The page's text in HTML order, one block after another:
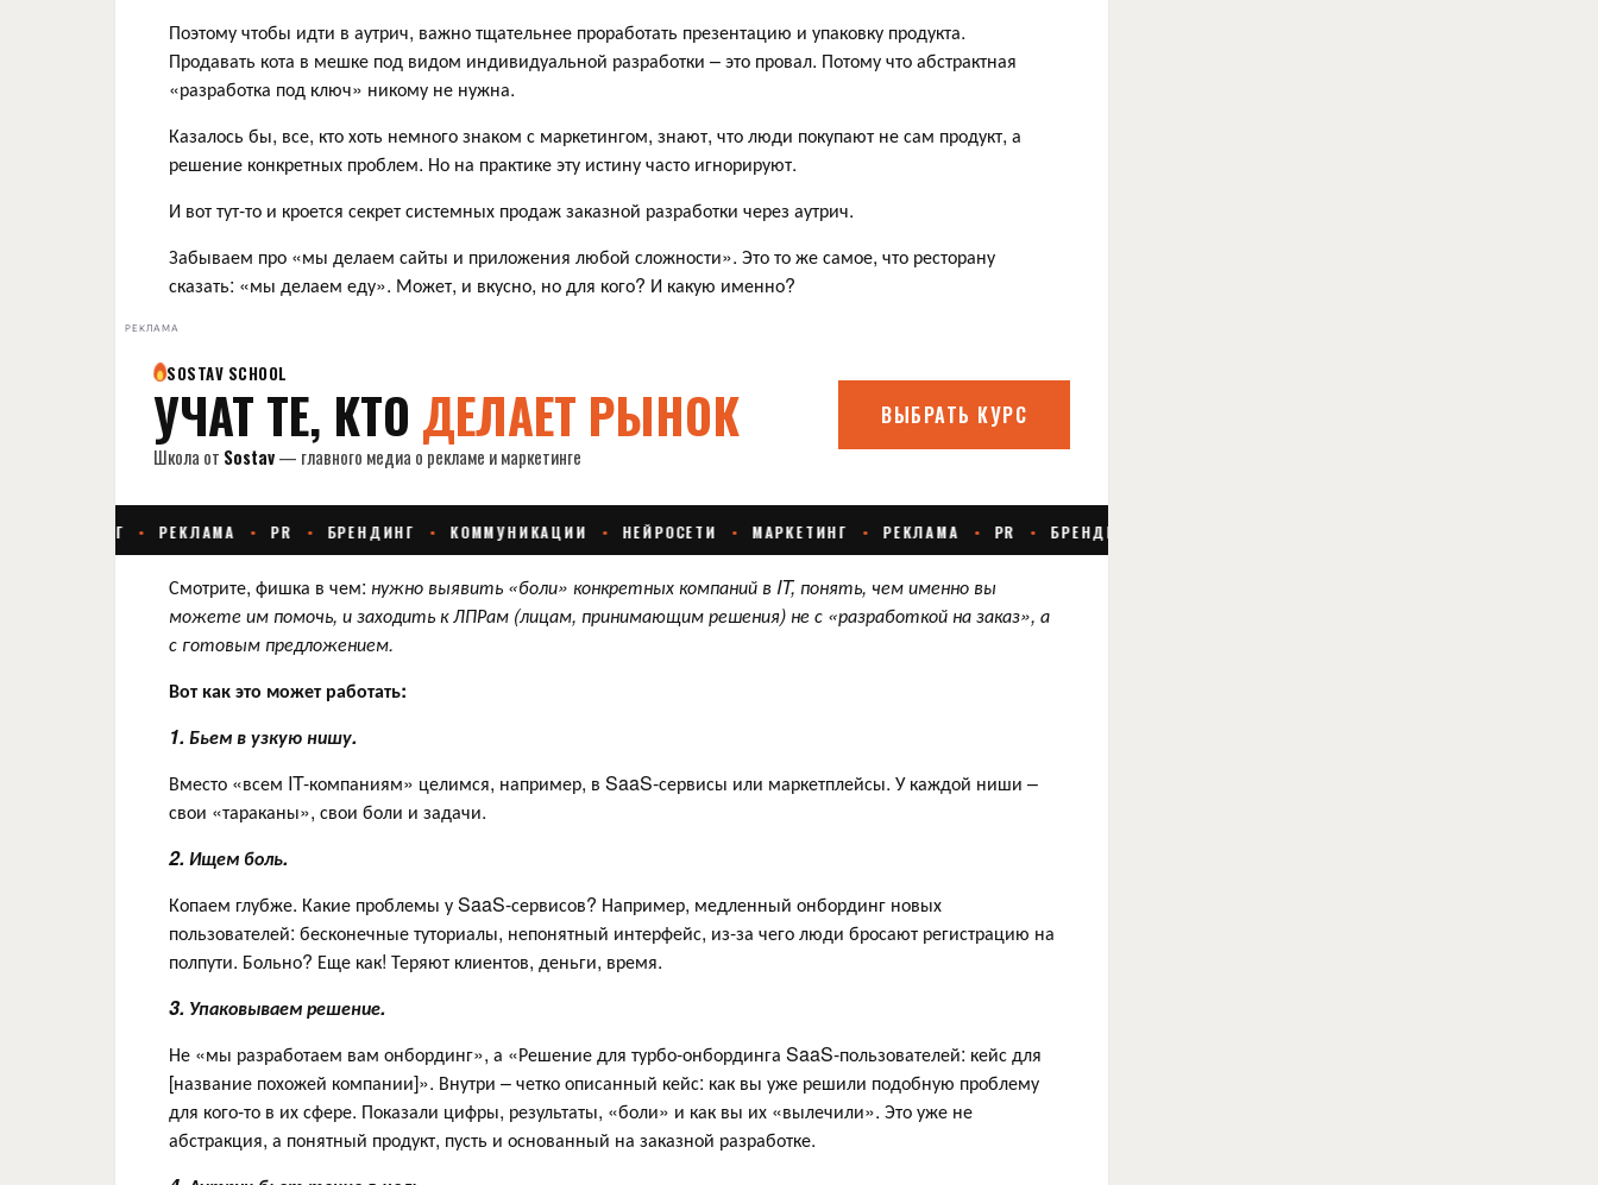
Поэтому чтобы идти в аутрич, важно тщательнее проработать презентацию и упаковку продукта.
Продавать кота в мешке под видом индивидуальной разработки – это провал. Потому что абстрактная
«разработка под ключ» никому не нужна.
Казалось бы, все, кто хоть немного знаком с маркетингом, знают, что люди покупают не сам продукт, а
решение конкретных проблем. Но на практике эту истину часто игнорируют.
И вот тут-то и кроется секрет системных продаж заказной разработки через аутрич.
Забываем про «мы делаем сайты и приложения любой сложности». Это то же самое, что ресторану
сказать: «мы делаем еду». Может, и вкусно, но для кого? И какую именно?
РЕКЛАМА
Смотрите, фишка в чем: нужно выявить «боли» конкретных компаний в IT, понять, чем именно вы
можете им помочь, и заходить к ЛПРам (лицам, принимающим решения) не с «разработкой на заказ», а
с готовым предложением.
Вот как это может работать:
1. Бьем в узкую нишу.
Вместо «всем IT-компаниям» целимся, например, в SaaS-сервисы или маркетплейсы. У каждой ниши –
свои «тараканы», свои боли и задачи.
2. Ищем боль.
Копаем глубже. Какие проблемы у SaaS-сервисов? Например, медленный онбординг новых
пользователей: бесконечные туториалы, непонятный интерфейс, из-за чего люди бросают регистрацию на
полпути. Больно? Еще как! Теряют клиентов, деньги, время.
3. Упаковываем решение.
Не «мы разработаем вам онбординг», а «Решение для турбо-онбординга SaaS-пользователей: кейс для
[название похожей компании]». Внутри – четко описанный кейс: как вы уже решили подобную проблему
для кого-то в их сфере. Показали цифры, результаты, «боли» и как вы их «вылечили». Это уже не
абстракция, а понятный продукт, пусть и основанный на заказной разработке.